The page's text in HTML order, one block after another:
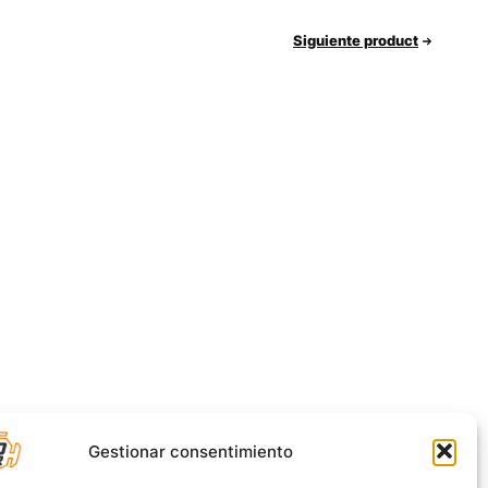
Gestionar consentimiento
Siguiente product